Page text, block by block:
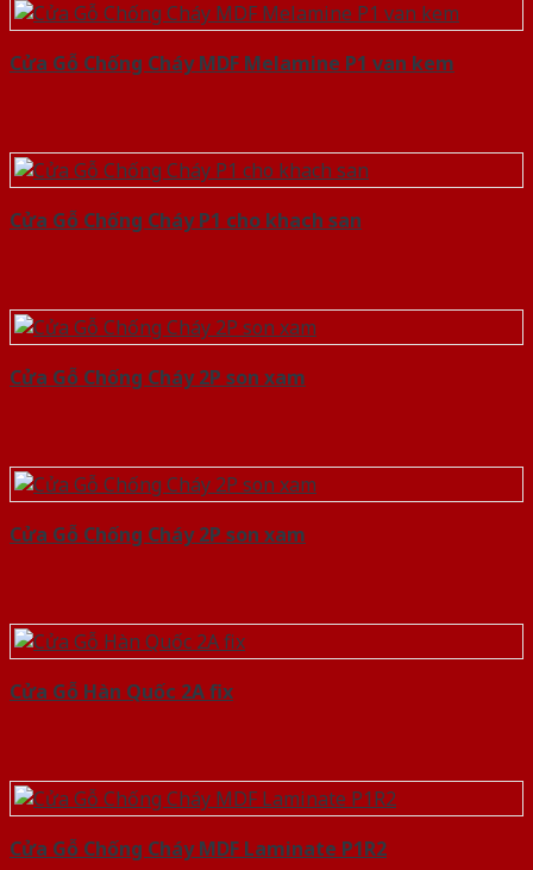
Cửa Gỗ Chống Cháy MDF Melamine P1 van kem
Cửa Gỗ Chống Cháy P1 cho khach san
Cửa Gỗ Chống Cháy 2P son xam
Cửa Gỗ Chống Cháy 2P son xam
Cửa Gỗ Hàn Quốc 2A fix
Cửa Gỗ Chống Cháy MDF Laminate P1R2